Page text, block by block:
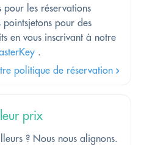
pour les réservations
pointsjetons pour des
en vous inscrivant à notre
.
politique de réservation
prix
? Nous nous alignons.